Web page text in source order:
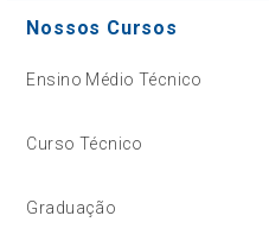
Nossos Cursos
Ensino Médio Técnico
Curso Técnico
Graduação